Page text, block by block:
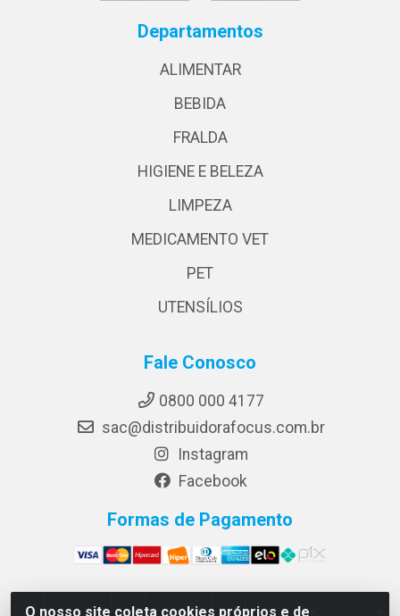
O nosso site coleta cookies próprios e de
Departamentos
ALIMENTAR
BEBIDA
FRALDA
HIGIENE E BELEZA
LIMPEZA
MEDICAMENTO VET
PET
UTENSÍLIOS
Fale Conosco
0800 000 4177
sac@distribuidorafocus.com.br
Instagram
Facebook
Formas de Pagamento